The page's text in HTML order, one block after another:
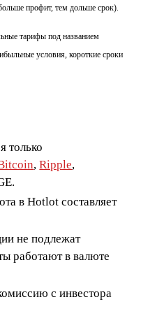
профит, тем дольше срок).
тарифы под названием
условия, короткие сроки
только
,Ripple,
в Hotlot составляет
не подлежат
работают в валюте
с инвестора